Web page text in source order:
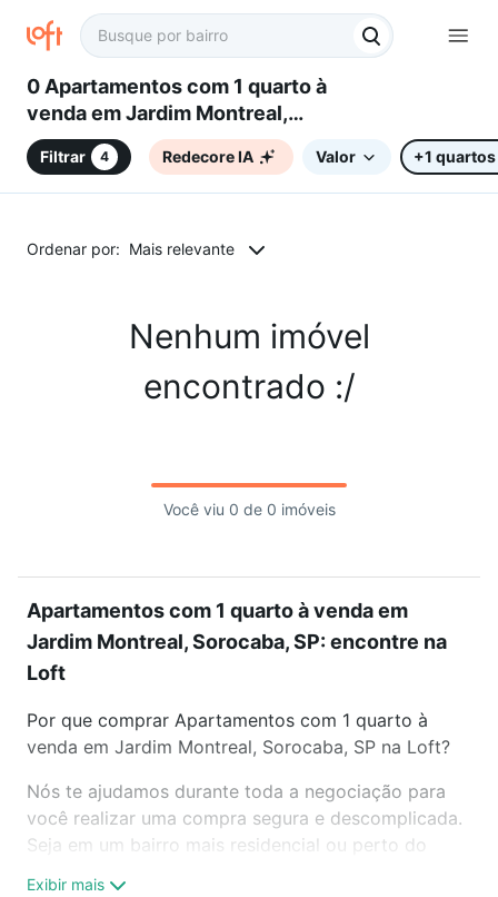
0 Apartamentos com 1 quarto à
venda em Jardim Montreal,
Sorocaba, SP
Filtrar 4 Redecore IA Valor +1 quartos
Ordenar por: Mais relevante
Nenhum imóvel
encontrado :/
Você viu 0 de 0 imóveis
Apartamentos com 1 quarto à venda em
Jardim Montreal, Sorocaba, SP: encontre na
Loft
Por que comprar Apartamentos com 1 quarto à
venda em Jardim Montreal, Sorocaba, SP na Loft?
Nós te ajudamos durante toda a negociação para
você realizar uma compra segura e descomplicada.
Seja em um bairro mais residencial ou perto do
Exibir mais